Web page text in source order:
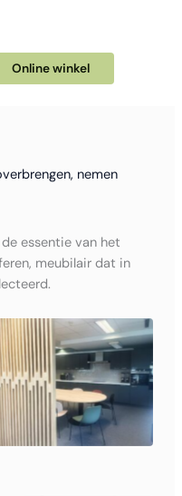
Online winkel
nemen
essentie van het
meubilair dat in